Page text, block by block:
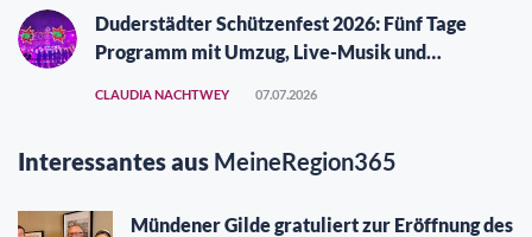
Duderstädter Schützenfest 2026: Fünf Tage
Programm mit Umzug, Live-Musik und
CLAUDIA NACHTWEY 07.07.2026
Interessantes aus MeineRegion365
Mündener Gilde gratuliert zur Eröffnung des